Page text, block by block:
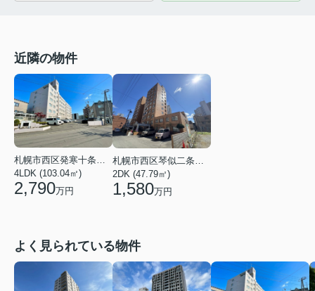
近隣の物件
札幌市西区発寒十条２丁目
4LDK (103.04㎡)
2,790万円
2DK (47.79㎡)
1,580万円
よく見られている物件